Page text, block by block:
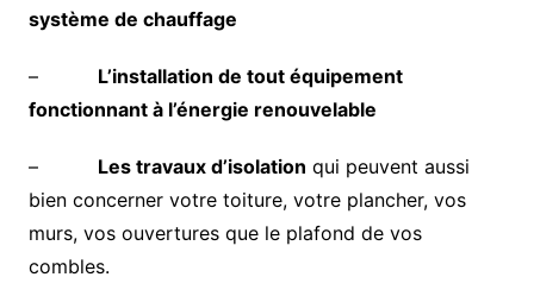
système de chauffage
– L’installation de tout équipement
fonctionnant à l’énergie renouvelable
– Les travaux d’isolation qui peuvent aussi
bien concerner votre toiture, votre plancher, vos
murs, vos ouvertures que le plafond de vos
combles.